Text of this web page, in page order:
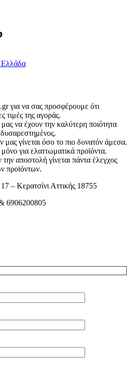
Ελλάδα
για να σας προσφέρουμε ότι
τιμές της αγοράς.
να έχουν την καλύτερη ποιότητα
γίνεται όσο το πιο δυνατόν άμεσα.
για ελαττωματικά προϊόντα.
αποστολή γίνεται πάντα έλεγχος
προϊόντων.
Κερατσίνι Αττικής 18755
6906200805